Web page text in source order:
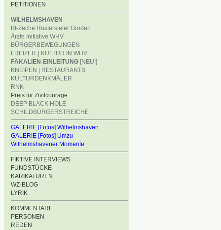
PETITIONEN
WILHELMSHAVEN
BI-Zeche Rüstersieler Groden
Ärzte Initiative WHV
BÜRGERBEWEGUNGEN
FREIZEIT | KULTUR IN WHV
FÄKALIEN-EINLEITUNG [NEU!]
KNEIPEN | RESTAURANTS
KULTURDENKMÄLER
RNK
Preis für Zivilcourage
DEEP BLACK HOLE
SCHILDBÜRGERSTREICHE
GALERIE [Fotos] Wilhelmshaven
GALERIE [Fotos] Umzu
Wilhelmshavener Momente
FIKTIVE INTERVIEWS
FUNDSTÜCKE
KARIKATUREN
WZ-BLOG
LYRIK
KOMMENTARE
PERSONEN
REDEN